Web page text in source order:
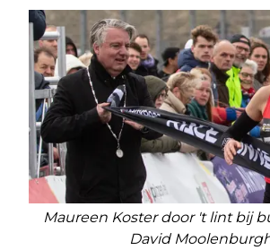
Maureen Koster door 't lint bij
David